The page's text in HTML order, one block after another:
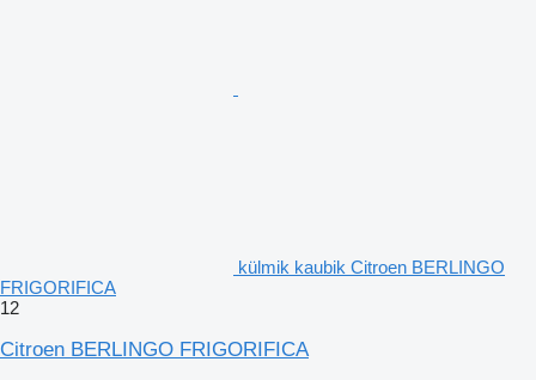
külmik kaubik Citroen BERLINGO
FRIGORIFICA
12
Citroen BERLINGO FRIGORIFICA